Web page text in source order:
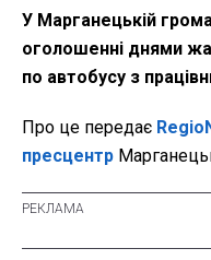
У Марганецькій
оголошенні днями
по автобусу з
Про це передає
пресцентр